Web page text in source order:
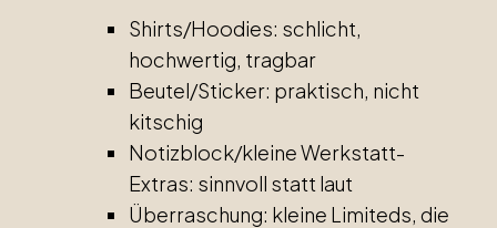
Shirts/Hoodies: schlicht,
hochwertig, tragbar
Beutel/Sticker: praktisch, nicht
kitschig
Notizblock/kleine Werkstatt-
Extras: sinnvoll statt laut
Überraschung: kleine Limiteds, die